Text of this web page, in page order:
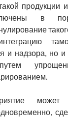
продукции
в
и надзора, но
может